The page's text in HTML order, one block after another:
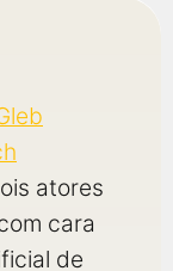
atores
cara
de